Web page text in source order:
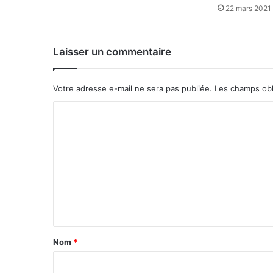
22 mars 2021
Laisser un commentaire
Votre adresse e-mail ne sera pas publiée. Les champs
a
Nom *